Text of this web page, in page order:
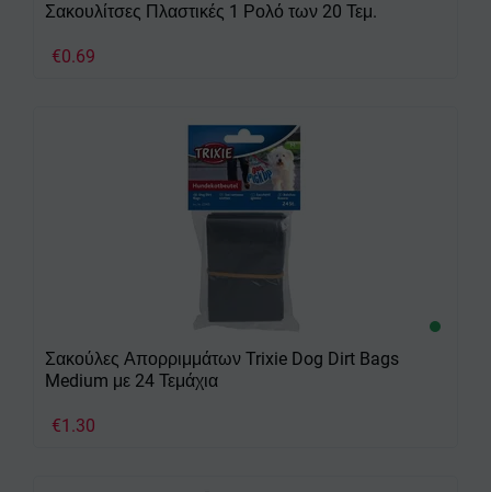
Σακουλίτσες Πλαστικές 1 Ρολό των 20 Τεμ.
€0.69
Σακούλες Απορριμμάτων Trixie Dog Dirt Bags
Medium με 24 Τεμάχια
€1.30